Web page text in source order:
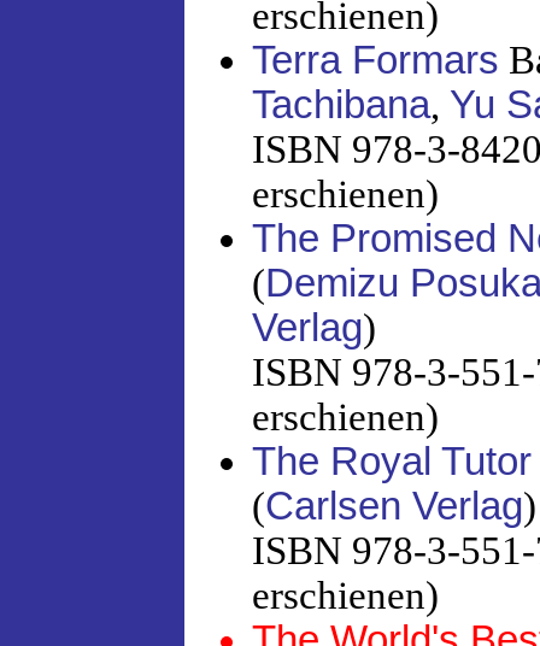
erschienen)
Terra Formars
Tachibana, Yu
ISBN 978-3-
erschienen)
The Promised
(Demizu
Verlag)
ISBN 978-3-
erschienen)
The Royal Tutor
(Carlsen Verlag)
ISBN 978-3-
erschienen)